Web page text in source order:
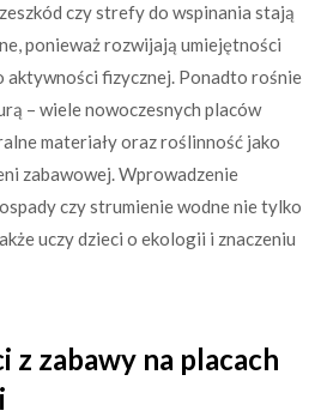
czy strefy do wspinania stają
ponieważ rozwijają umiejętności
aktywności fizycznej. Ponadto rośnie
– wiele nowoczesnych placów
materiały oraz roślinność jako
zabawowej. Wprowadzenie
czy strumienie wodne nie tylko
uczy dzieci o ekologii i znaczeniu
z zabawy na placach